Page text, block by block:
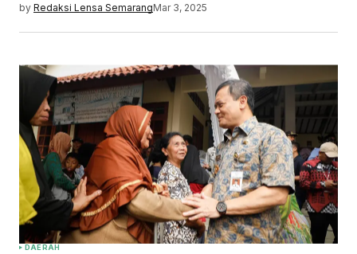
by Redaksi Lensa SemarangMar 3, 2025
DAERAH